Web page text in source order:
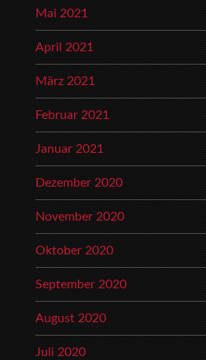
Mai 2021
April 2021
März 2021
Februar 2021
Januar 2021
Dezember 2020
November 2020
Oktober 2020
September 2020
August 2020
Juli 2020